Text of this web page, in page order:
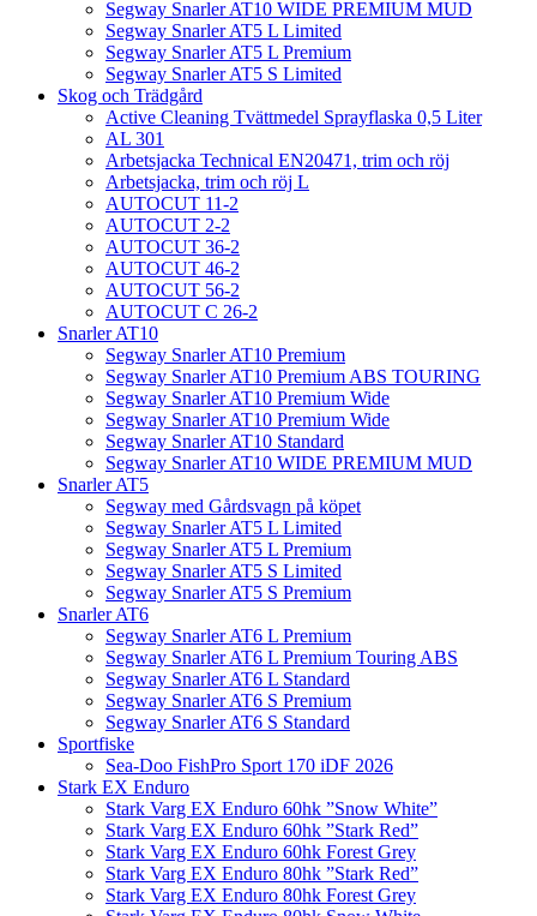
Segway Snarler AT10 WIDE PREMIUM MUD
Segway Snarler AT5 L Limited
Segway Snarler AT5 L Premium
Segway Snarler AT5 S Limited
Skog och Trädgård
Active Cleaning Tvättmedel Sprayflaska 0,5 Liter
AL 301
Arbetsjacka Technical EN20471, trim och röj
Arbetsjacka, trim och röj L
AUTOCUT 11-2
AUTOCUT 2-2
AUTOCUT 36-2
AUTOCUT 46-2
AUTOCUT 56-2
AUTOCUT C 26-2
Snarler AT10
Segway Snarler AT10 Premium
Segway Snarler AT10 Premium ABS TOURING
Segway Snarler AT10 Premium Wide
Segway Snarler AT10 Premium Wide
Segway Snarler AT10 Standard
Segway Snarler AT10 WIDE PREMIUM MUD
Snarler AT5
Segway med Gårdsvagn på köpet
Segway Snarler AT5 L Limited
Segway Snarler AT5 L Premium
Segway Snarler AT5 S Limited
Segway Snarler AT5 S Premium
Snarler AT6
Segway Snarler AT6 L Premium
Segway Snarler AT6 L Premium Touring ABS
Segway Snarler AT6 L Standard
Segway Snarler AT6 S Premium
Segway Snarler AT6 S Standard
Sportfiske
Sea-Doo FishPro Sport 170 iDF 2026
Stark EX Enduro
Stark Varg EX Enduro 60hk ”Snow White”
Stark Varg EX Enduro 60hk ”Stark Red”
Stark Varg EX Enduro 60hk Forest Grey
Stark Varg EX Enduro 80hk ”Stark Red”
Stark Varg EX Enduro 80hk Forest Grey